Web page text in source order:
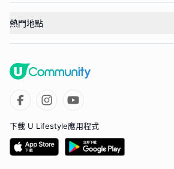
熱門地點
下載 U Lifestyle應用程式